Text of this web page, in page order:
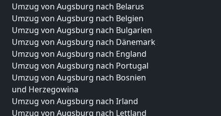
Umzug von Augsburg nach Belarus
Umzug von Augsburg nach Belgien
Umzug von Augsburg nach Bulgarien
Umzug von Augsburg nach Dänemark
Umzug von Augsburg nach England
Umzug von Augsburg nach Portugal
Umzug von Augsburg nach Bosnien
und Herzegowina
Umzug von Augsburg nach Irland
Umzug von Augsburg nach Lettland